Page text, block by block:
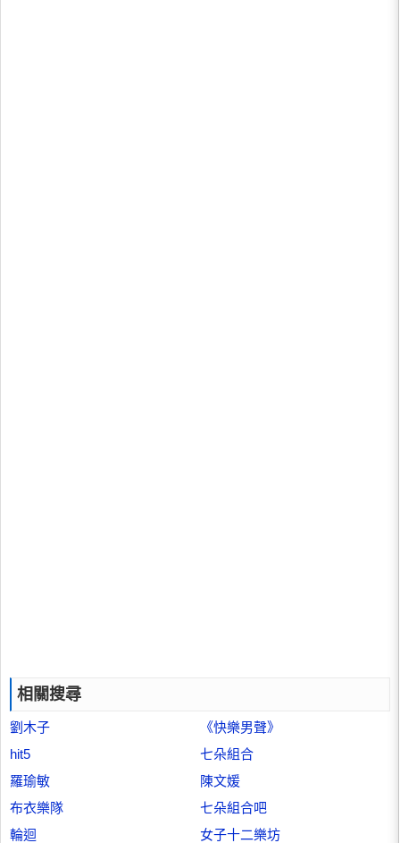
相關搜尋
劉木子
《快樂男聲》
hit5
七朵組合
羅瑜敏
陳文媛
布衣樂隊
七朵組合吧
輪迴
女子十二樂坊